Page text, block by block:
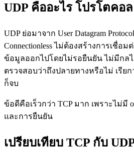
UDP คืออะไร โปรโตคอ
UDP ย่อมาจาก User Datagram
Connectionless ไม่ต้องสร้างการเชื่อ
ข้อมูลออกไปโดยไม่รอยืนยัน ไม่มีกลไ
ตรวจสอบว่าถึงปลายทางหรือไม่ เรียก
ก็จบ
ข้อดีคือเร็วกว่า TCP มาก เพราะไม่มี
และการยืนยัน
เปรียบเทียบ TCP กับ